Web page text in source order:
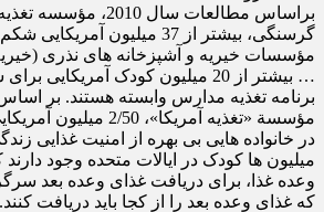
براساس مطالعات سال 2010،
گرسنگی، بیشتر از 37 میلیون
مؤسسات خیریه و آشپزخانه های نذری
… بیشتر از 20 میلیون کودک
برنامه تغذیه مدارس وابسته هستند. بر
در خانواده هایی بی بهره از امنیت غذایی
میلیون ها کودک در ایالات متحده وجود
وعده غذا، برای دریافت غذای وعده بعد
که غذای وعده بعد را از کجا باید دریافت کنند.5